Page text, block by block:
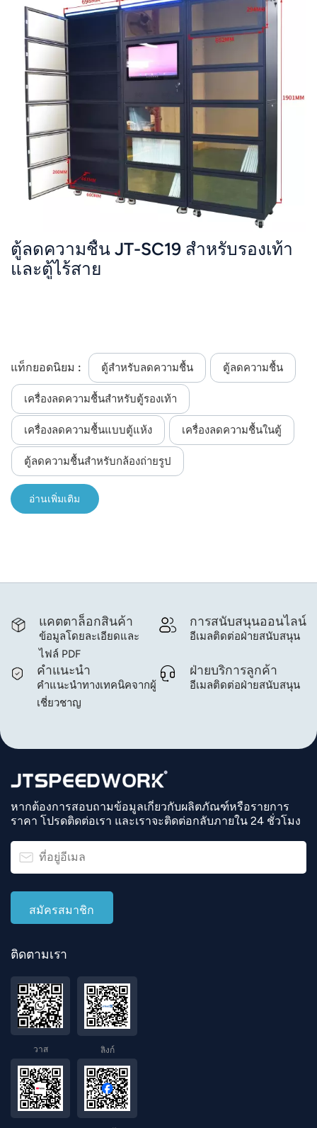
ตู้ลดความชื้น JT-SC19 สำหรับรองเท้า
และตู้ไร้สาย
แท็กยอดนิยม : ตู้สำหรับลดความชื้น ตู้ลดความชื้น
เครื่องลดความชื้นสำหรับตู้รองเท้า
เครื่องลดความชื้นแบบตู้แห้ง เครื่องลดความชื้นในตู้
ตู้ลดความชื้นสำหรับกล้องถ่ายรูป
อ่านเพิ่มเติม
แคตตาล็อกสินค้า
ข้อมูลโดยละเอียดและ
ไฟล์ PDF
การสนับสนุนออนไลน์
อีเมลติดต่อฝ่ายสนับสนุน
คำแนะนำ
คำแนะนำทางเทคนิคจากผู้
เชี่ยวชาญ
ฝ่ายบริการลูกค้า
อีเมลติดต่อฝ่ายสนับสนุน
หากต้องการสอบถามข้อมูลเกี่ยวกับผลิตภัณฑ์หรือรายการ
ราคา โปรดติดต่อเรา และเราจะติดต่อกลับภายใน 24 ชั่วโมง
ติดตามเรา
วาส ลิงก์